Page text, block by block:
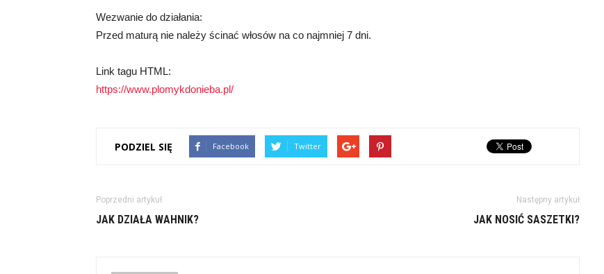
Wezwanie do działania:
Przed maturą nie należy ścinać włosów na co najmniej 7 dni.
Link tagu HTML:
https://www.plomykdonieba.pl/
PODZIEL SIĘ Facebook Twitter
Poprzedni artykuł
JAK DZIAŁA WAHNIK?
Następny artykuł
JAK NOSIĆ SASZETKI?